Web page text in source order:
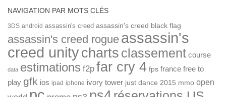
NAVIGATION PAR MOTS CLÉS
3DS android assassin's creed assassin's creed black flag
assassin's creed rogue assassin's
creed unitycharts classement course
data estimations f2p far cry 4 fps france free to
play gfk ios ipad iphone ivory tower just dance 2015 mmo open